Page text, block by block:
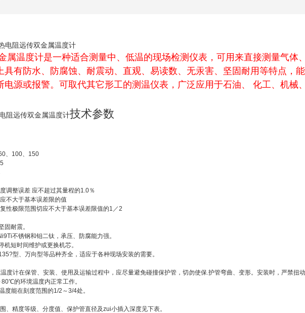
电阻远传双金属温度计
属温度计是一种适合测量中、低温的现场检测仪表，可用来直接测量气体
具有防水、防腐蚀、耐震动、直观、易读数、无汞害、坚固耐用等特点，
电源或报警。可取代其它形工的测温仪表，广泛应用于石油、 化工、机械
阻远传双金属温度计技术参数
、100、150
调整误差 应不超过其量程的1.0％
不大于基本误差限的值
性极限范围切应不大于基本误差限值的1／2
固耐震。
不锈钢和钼二钛，承压、防腐能力强。
机短时间维护或更换机芯。
型、万向型等品种齐全，适应于各种现场安装的需要。
度计在保管、安装、使用及运输过程中，应尽量避免碰撞保护管，切勿使保.护管弯曲、变形。安装时，严禁扭动
的环境温度内正常工作。
度能在刻度范围的1/2～3/4处。
、精度等级、分度值、保护管直径及zui小插入深度见下表。